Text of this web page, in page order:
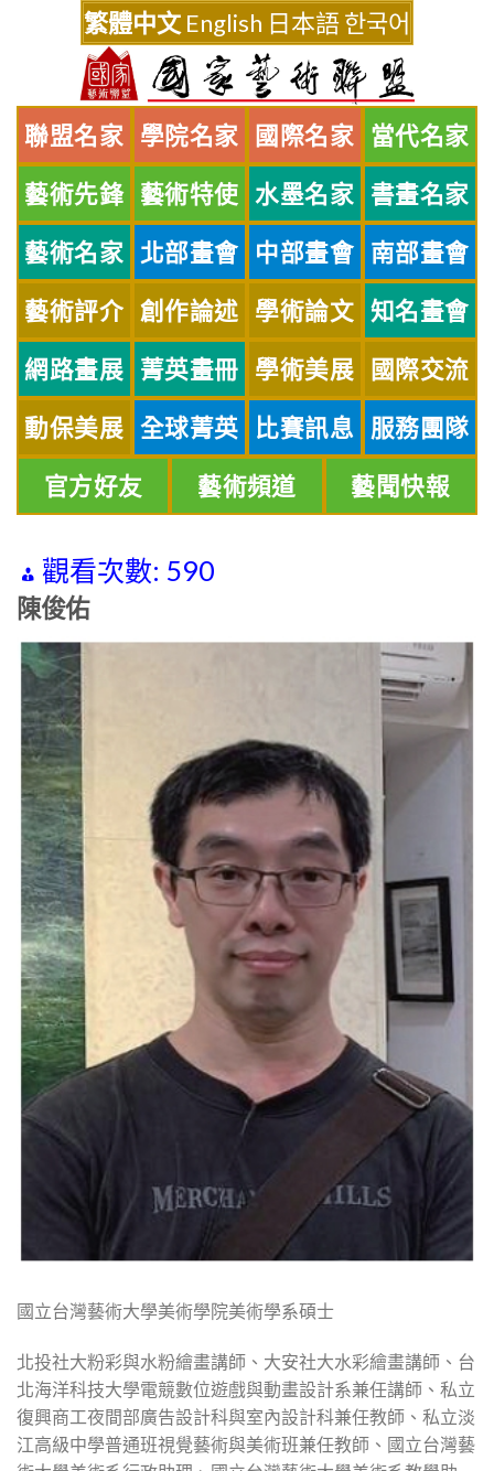
繁體中文 English 日本語한국어
聯盟名家 學院名家 國際名家 當代名家
藝術先鋒 藝術特使 水墨名家 書畫名家
藝術名家 北部畫會 中部畫會 南部畫會
藝術評介 創作論述 學術論文 知名畫會
網路畫展 菁英畫冊 學術美展 國際交流
動保美展 全球菁英 比賽訊息 服務團隊
官方好友 藝術頻道 藝聞快報
觀看次數: 590
陳俊佑
國立台灣藝術大學美術學院美術學系碩士
北投社大粉彩與水粉繪畫講師、大安社大水彩繪畫講師、台
北海洋科技大學電競數位遊戲與動畫設計系兼任講師、私立
復興商工夜間部廣告設計科與室內設計科兼任教師、私立淡
江高級中學普通班視覺藝術與美術班兼任教師、國立台灣藝